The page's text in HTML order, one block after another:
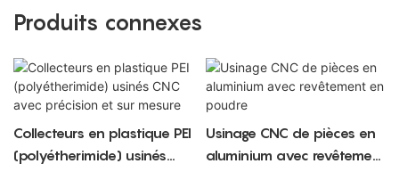
Produits connexes
Collecteurs en plastique PEI
(polyétherimide) usinés
Usinage CNC de pièces en
aluminium avec revêtement